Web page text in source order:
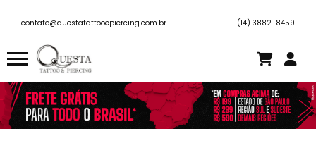
contato@questatattooepiercing.com.br (14) 3882-8459